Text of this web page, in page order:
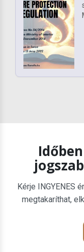
Kérje INGYENES
megtakaríthat,